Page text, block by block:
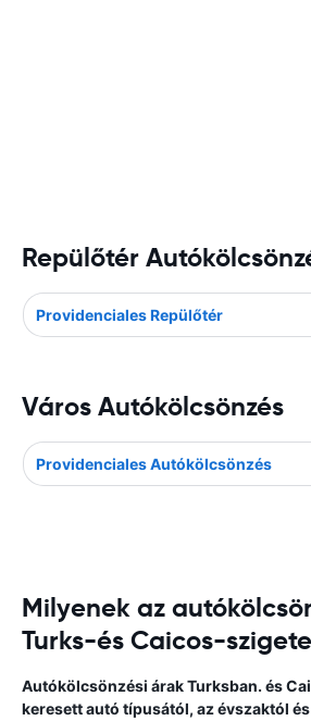
Repülőtér
Providenciales Repülőtér
Város Autókölcsönzés
Providenciales Autókölcsönzés
Milyenek az
Turks-és Caicos-
Autókölcsönzési árak Turksban. és
keresett autó típusától, az évszaktól